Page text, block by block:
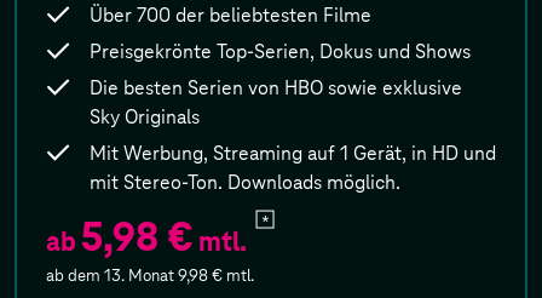
Über 700 der beliebtesten Filme
Preisgekrönte Top-Serien, Dokus und Shows
Die besten Serien von HBO sowie exklusive
Sky Originals
Mit Werbung, Streaming auf 1 Gerät, in HD und
mit Stereo-Ton. Downloads möglich.
ab5,98 € mtl.
ab dem 13. Monat9,98 € mtl.